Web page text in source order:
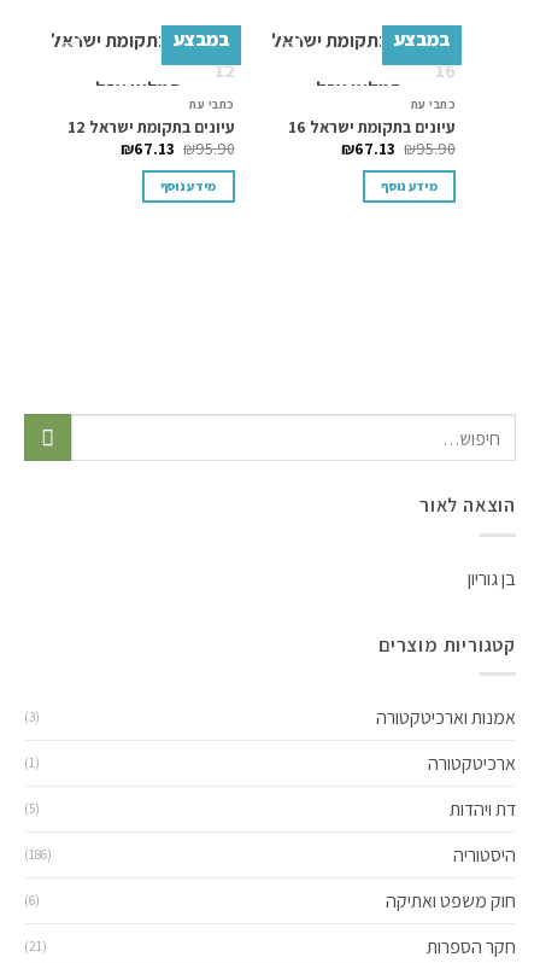
הוצאה לאור
בן גוריון
קטגוריות מוצרים
אמנות וארכיטקטורה (3)
ארכיטקטורה (1)
דת ויהדות (5)
היסטוריה (186)
חוק משפט ואתיקה (6)
חקר הספרות (21)
במבצע
המלאי אזל
כתבי עת
עיונים בתקומת ישראל 16
₪95.90
₪67.13
מידע נוסף
במבצע
המלאי אזל
כתבי עת
עיונים בתקומת ישראל 12
₪95.90
₪67.13
מידע נוסף